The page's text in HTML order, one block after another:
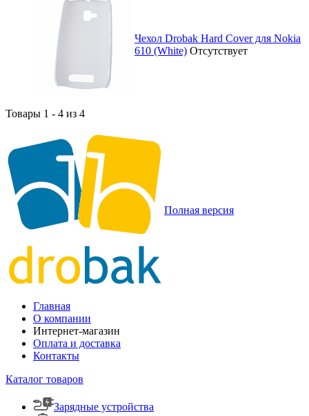
Чехол Drobak Hard Cover для Nokia
610 (White) Отсутствует
Товары 1 - 4 из 4
Полная версия
Главная
О компании
Интернет-магазин
Оплата и доставка
Контакты
Каталог товаров
Зарядные устройства